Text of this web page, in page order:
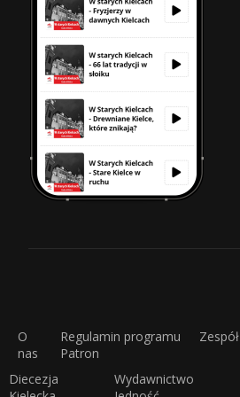
O
nas
Regulamin programu
Patron
Zespół
Diecezja
Wydawnictwo